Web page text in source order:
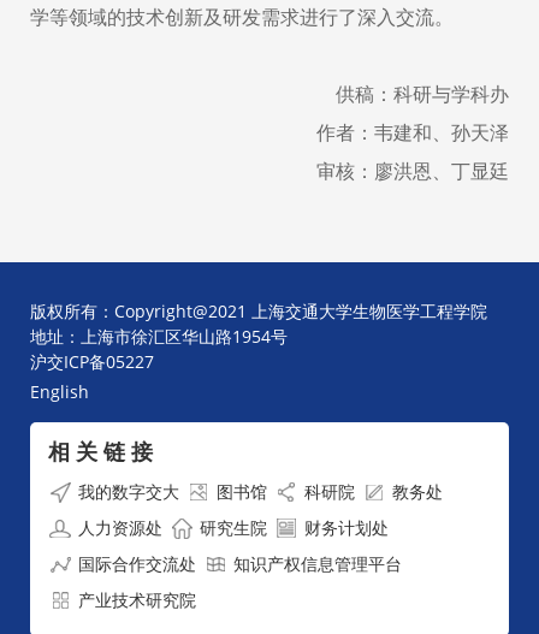
学等领域的技术创新及研发需求进行了深入交流。
供稿：科研与学科办
作者：韦建和、孙天泽
审核：廖洪恩、丁显廷
版权所有：Copyright@2021 上海交通大学生物医学工程学院
地址：上海市徐汇区华山路1954号
沪交ICP备05227
English
相 关 链 接
我的数字交大 图书馆 科研院
教务处
人力资源处
研究生院
财务计划处
国际合作交流处
知识产权信息管理平台
产业技术研究院